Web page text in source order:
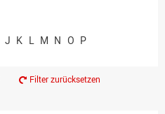
Professor*innen im
J K L M N O P
Filter zurücksetzen